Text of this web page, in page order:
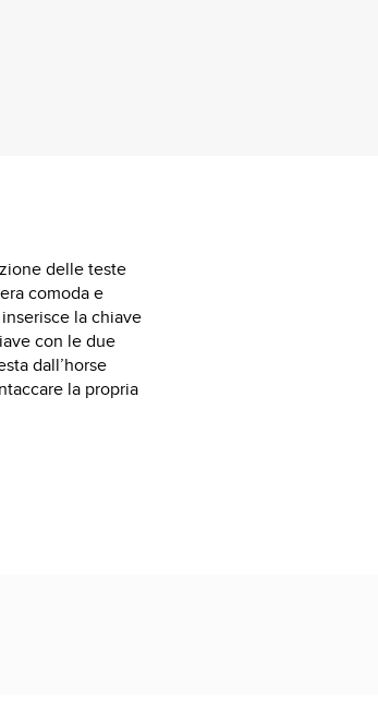
delle teste
comoda e
la chiave
con le due
dall’horse
la propria